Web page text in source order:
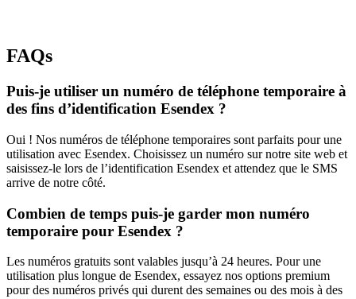
FAQs
Puis-je utiliser un numéro de téléphone temporaire à
des fins d’identification Esendex ?
Oui ! Nos numéros de téléphone temporaires sont parfaits pour une
utilisation avec Esendex. Choisissez un numéro sur notre site web et
saisissez-le lors de l’identification Esendex et attendez que le SMS
arrive de notre côté.
Combien de temps puis-je garder mon numéro
temporaire pour Esendex ?
Les numéros gratuits sont valables jusqu’à 24 heures. Pour une
utilisation plus longue de Esendex, essayez nos options premium
pour des numéros privés qui durent des semaines ou des mois à des